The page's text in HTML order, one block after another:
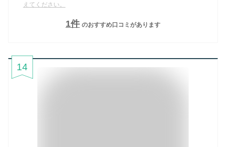
えてください。
1件 のおすすめ口コミがあります
14